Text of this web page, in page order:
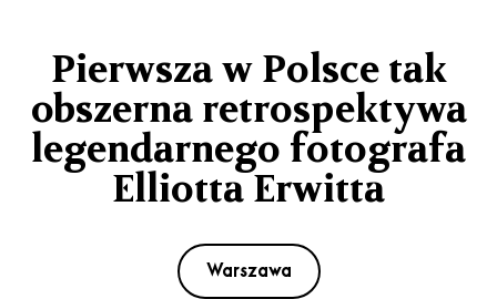
Pierwsza w Polsce tak
obszerna retrospektywa
legendarnego fotografa
Elliotta Erwitta
Warszawa